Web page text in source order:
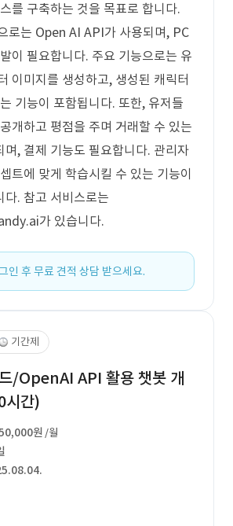
를 구축하는 것을 목표로 합니다.
로는 Open AI API가 사용되며, PC
이 필요합니다. 주요 기능으로는 유
이미지를 생성하고, 생성된 캐릭터
기능이 포함됩니다. 또한, 유저들
개하고 평점을 주며 거래할 수 있는
며, 결제 기능도 필요합니다. 관리자
트에 맞게 학습시킬 수 있는 기능이
다. 참고 서비스로는
가 있습니다.
인 후 무료 견적 상담 받으세요.
기간제
/OpenAI API 활용 챗봇 개
시간)
원 /월